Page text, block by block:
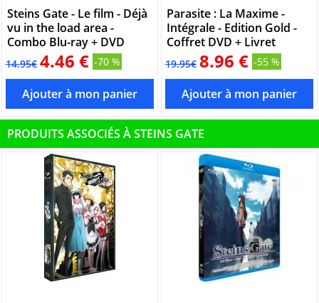
Steins Gate - Le film - Déjà
vu in the load area -
Combo Blu-ray + DVD
14.95€ 4.46 € -70 %
Parasite : La Maxime -
Intégrale - Edition Gold -
Coffret DVD + Livret
19.95€ 8.96 € -55 %
PRODUITS ASSOCIÉS À STEINS GATE